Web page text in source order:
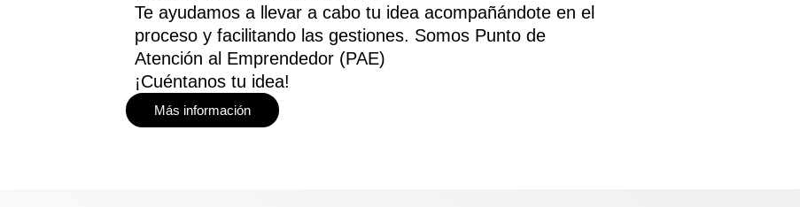
Te ayudamos a llevar a cabo tu idea acompañándote en el
proceso y facilitando las gestiones. Somos Punto de
Atención al Emprendedor (PAE)
¡Cuéntanos tu idea!
Más información